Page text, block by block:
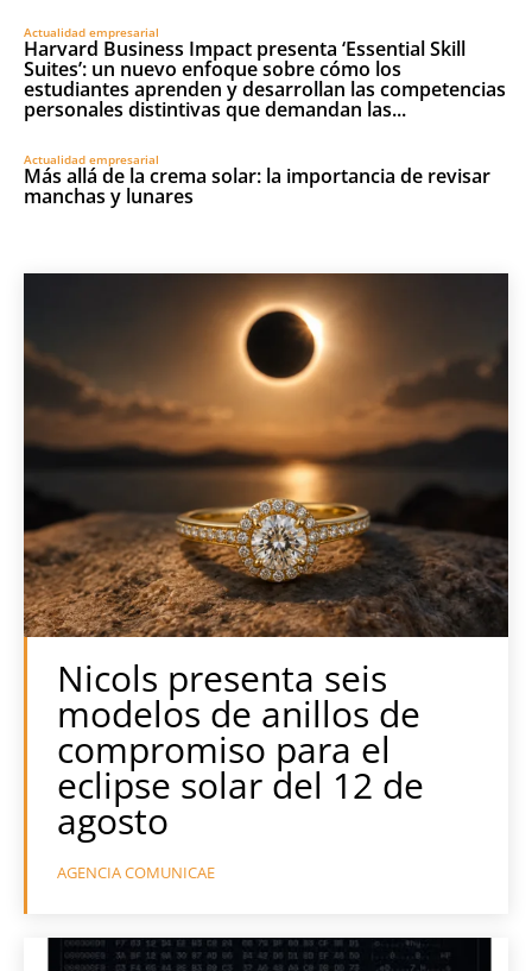
Actualidad empresarial
Harvard Business Impact presenta ‘Essential Skill
Suites’: un nuevo enfoque sobre cómo los
estudiantes aprenden y desarrollan las competencias
personales distintivas que demandan las...
Actualidad empresarial
Más allá de la crema solar: la importancia de revisar
manchas y lunares
Nicols presenta seis
modelos de anillos de
compromiso para el
eclipse solar del 12 de
agosto
AGENCIA COMUNICAE